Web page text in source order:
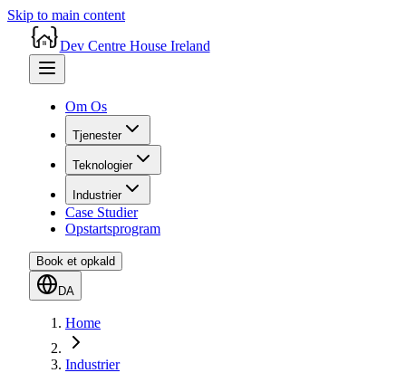
Skip to main content
Dev Centre House Ireland
Om Os
Tjenester
Teknologier
Industrier
Case Studier
Opstartsprogram
Book et opkald
DA
Home
Industrier